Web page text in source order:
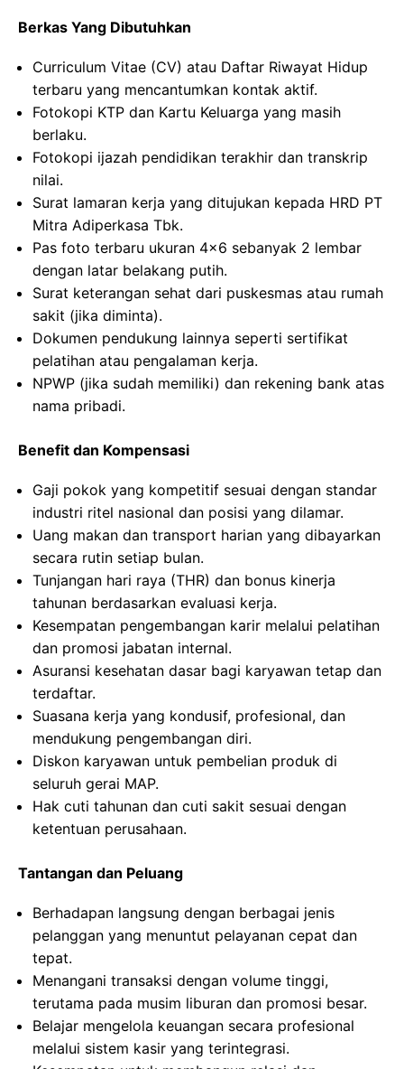
Berkas Yang Dibutuhkan
Curriculum Vitae (CV) atau Daftar Riwayat Hidup
terbaru yang mencantumkan kontak aktif.
Fotokopi KTP dan Kartu Keluarga yang masih
berlaku.
Fotokopi ijazah pendidikan terakhir dan transkrip
nilai.
Surat lamaran kerja yang ditujukan kepada HRD PT
Mitra Adiperkasa Tbk.
Pas foto terbaru ukuran 4×6 sebanyak 2 lembar
dengan latar belakang putih.
Surat keterangan sehat dari puskesmas atau rumah
sakit (jika diminta).
Dokumen pendukung lainnya seperti sertifikat
pelatihan atau pengalaman kerja.
NPWP (jika sudah memiliki) dan rekening bank atas
nama pribadi.
Benefit dan Kompensasi
Gaji pokok yang kompetitif sesuai dengan standar
industri ritel nasional dan posisi yang dilamar.
Uang makan dan transport harian yang dibayarkan
secara rutin setiap bulan.
Tunjangan hari raya (THR) dan bonus kinerja
tahunan berdasarkan evaluasi kerja.
Kesempatan pengembangan karir melalui pelatihan
dan promosi jabatan internal.
Asuransi kesehatan dasar bagi karyawan tetap dan
terdaftar.
Suasana kerja yang kondusif, profesional, dan
mendukung pengembangan diri.
Diskon karyawan untuk pembelian produk di
seluruh gerai MAP.
Hak cuti tahunan dan cuti sakit sesuai dengan
ketentuan perusahaan.
Tantangan dan Peluang
Berhadapan langsung dengan berbagai jenis
pelanggan yang menuntut pelayanan cepat dan
tepat.
Menangani transaksi dengan volume tinggi,
terutama pada musim liburan dan promosi besar.
Belajar mengelola keuangan secara profesional
melalui sistem kasir yang terintegrasi.